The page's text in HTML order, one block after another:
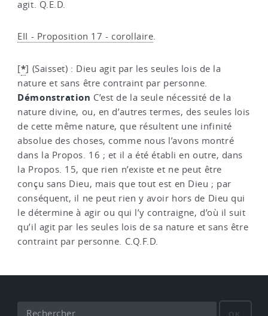
agit. Q.E.D.
EII - Proposition 17 - corollaire.
[*] (Saisset) : Dieu agit par les seules lois de la
nature et sans être contraint par personne.
Démonstration C’est de la seule nécessité de la
nature divine, ou, en d’autres termes, des seules lois
de cette même nature, que résultent une infinité
absolue des choses, comme nous l’avons montré
dans la Propos. 16 ; et il a été établi en outre, dans
la Propos. 15, que rien n’existe et ne peut être
conçu sans Dieu, mais que tout est en Dieu ; par
conséquent, il ne peut rien y avoir hors de Dieu qui
le détermine à agir ou qui l’y contraigne, d’où il suit
qu’il agit par les seules lois de sa nature et sans être
contraint par personne. C.Q.F.D.
OK